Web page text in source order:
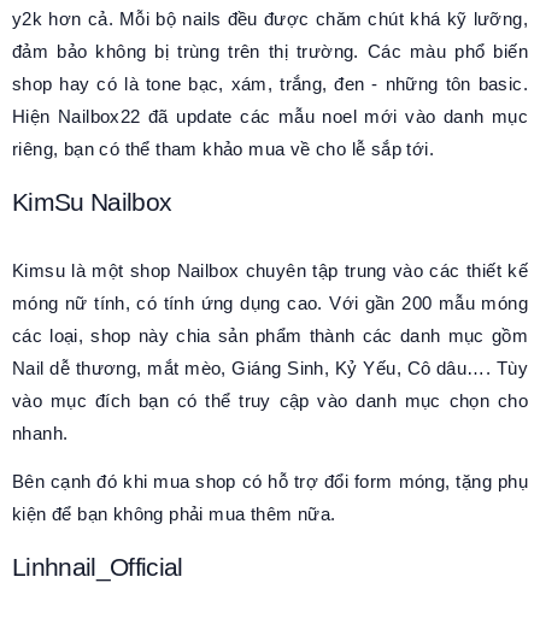
y2k hơn cả. Mỗi bộ nails đều được chăm chút khá kỹ lưỡng,
đảm bảo không bị trùng trên thị trường. Các màu phổ biến
shop hay có là tone bạc, xám, trắng, đen - những tôn basic.
Hiện Nailbox22 đã update các mẫu noel mới vào danh mục
riêng, bạn có thể tham khảo mua về cho lễ sắp tới.
KimSu Nailbox
Kimsu là một shop Nailbox chuyên tập trung vào các thiết kế
móng nữ tính, có tính ứng dụng cao. Với gần 200 mẫu móng
các loại, shop này chia sản phẩm thành các danh mục gồm
Nail dễ thương, mắt mèo, Giáng Sinh, Kỷ Yếu, Cô dâu…. Tùy
vào mục đích bạn có thể truy cập vào danh mục chọn cho
nhanh.
Bên cạnh đó khi mua shop có hỗ trợ đổi form móng, tặng phụ
kiện để bạn không phải mua thêm nữa.
Linhnail_Official